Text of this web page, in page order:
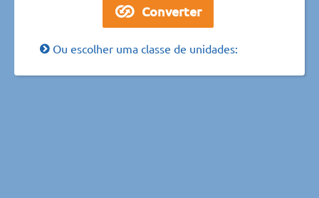
Ou escolher uma classe de unidades: